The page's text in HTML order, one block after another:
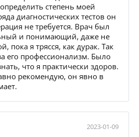
степень моей
диагностических тестов он
не требуется. Врач был
и понимающий, даже не
пока я трясся, как дурак. Так
его профессионализм. Было
что я практически здоров.
рекомендую, он явно в
2023-01-09